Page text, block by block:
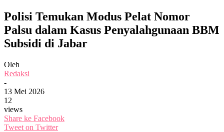
Polisi Temukan Modus Pelat Nomor
Palsu dalam Kasus Penyalahgunaan BBM
Subsidi di Jabar
Oleh
Redaksi
-
13 Mei 2026
12
views
Share ke Facebook
Tweet on Twitter